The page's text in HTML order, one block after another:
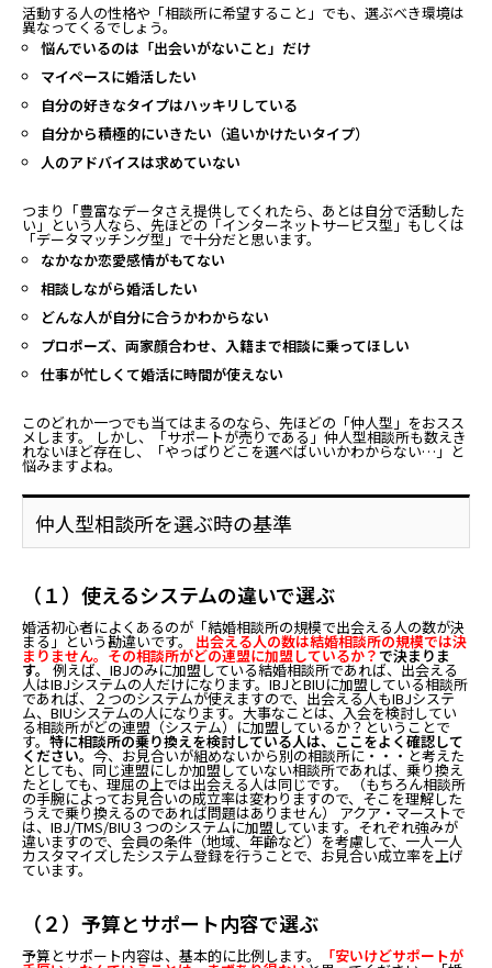
活動する人の性格や「相談所に希望すること」でも、選ぶべき環境は
異なってくるでしょう。
悩んでいるのは「出会いがないこと」だけ
マイペースに婚活したい
自分の好きなタイプはハッキリしている
自分から積極的にいきたい（追いかけたいタイプ）
人のアドバイスは求めていない
つまり「豊富なデータさえ提供してくれたら、あとは自分で活動した
い」という人なら、先ほどの「インターネットサービス型」もしくは
「データマッチング型」で十分だと思います。
なかなか恋愛感情がもてない
相談しながら婚活したい
どんな人が自分に合うかわからない
プロポーズ、両家顔合わせ、入籍まで相談に乗ってほしい
仕事が忙しくて婚活に時間が使えない
このどれか一つでも当てはまるのなら、先ほどの「仲人型」をおスス
メします。 しかし、「サポートが売りである」仲人型相談所も数えき
れないほど存在し、「やっぱりどこを選べばいいかわからない…」と
悩みますよね。
仲人型相談所を選ぶ時の基準
（１）使えるシステムの違いで選ぶ
婚活初心者によくあるのが「結婚相談所の規模で出会える人の数が決
まる」という勘違いです。 出会える人の数は結婚相談所の規模では決
まりません。その相談所がどの連盟に加盟しているか？で決まりま
す。 例えば、IBJのみに加盟している結婚相談所であれば、出会える
人はIBJシステムの人だけになります。IBJとBIUに加盟している相談所
であれば、２つのシステムが使えますので、出会える人もIBJシステ
ム、BIUシステムの人になります。大事なことは、入会を検討してい
る相談所がどの連盟（システム）に加盟しているか？ということで
す。特に相談所の乗り換えを検討している人は、ここをよく確認して
ください。今、お見合いが組めないから別の相談所に・・・と考えた
としても、同じ連盟にしか加盟していない相談所であれば、乗り換え
たとしても、理屈の上では出会える人は同じです。 （もちろん相談所
の手腕によってお見合いの成立率は変わりますので、そこを理解した
うえで乗り換えるのであれば問題はありません） アクア・マーストで
は、IBJ/TMS/BIU３つのシステムに加盟しています。それぞれ強みが
違いますので、会員の条件（地域、年齢など）を考慮して、一人一人
カスタマイズしたシステム登録を行うことで、お見合い成立率を上げ
ています。
（２）予算とサポート内容で選ぶ
予算とサポート内容は、基本的に比例します。 「安いけどサポートが